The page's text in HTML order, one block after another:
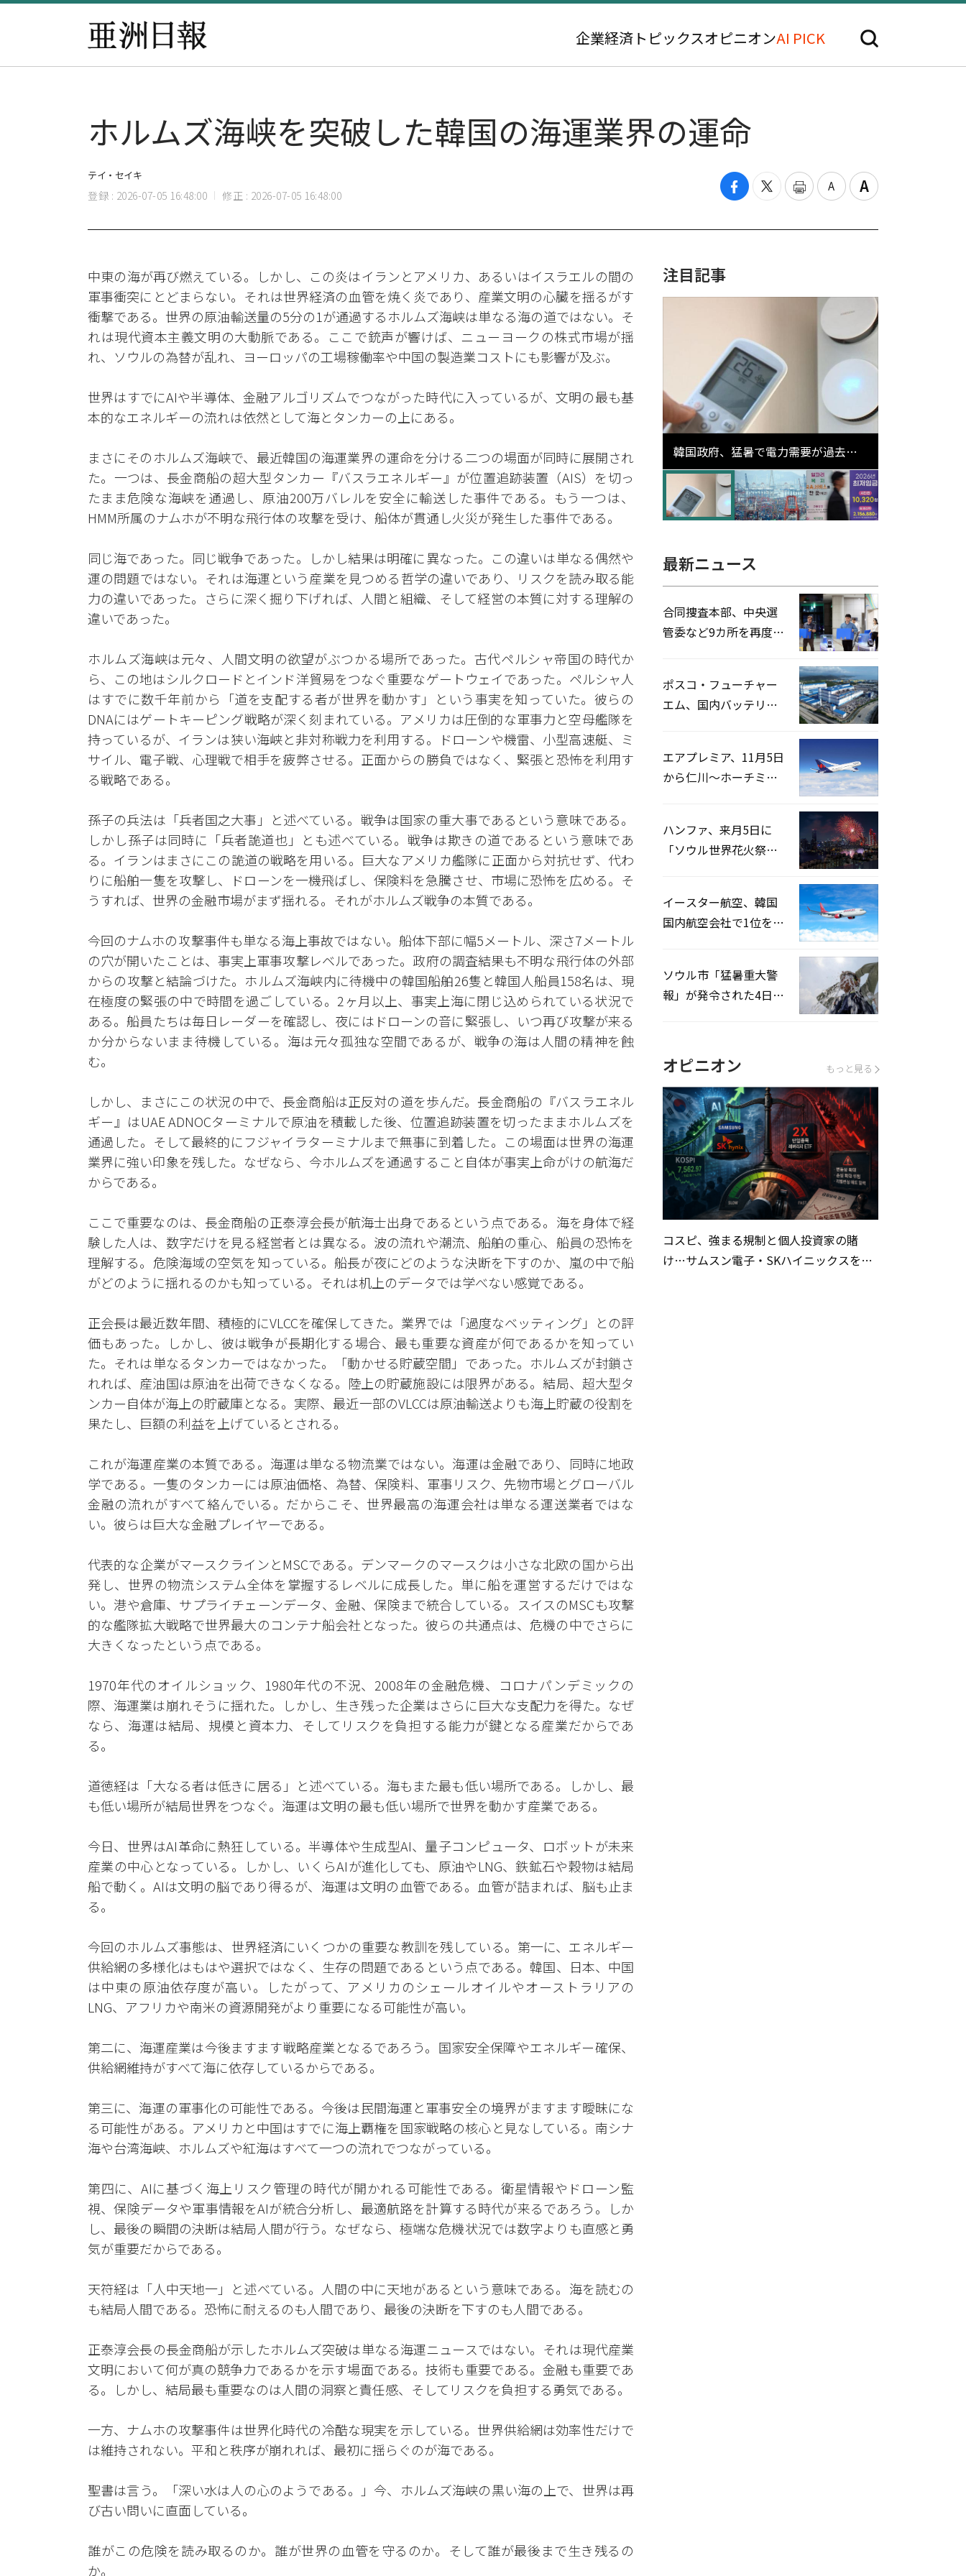
企業経済 トピックスオピニオンAI PICK
ホルムズ海峡を突破した韓国の海運業界の運命
テイ・セイキ
登録 : 2026-07-05 16:48:00 修正 : 2026-07-05 16:48:00
中東の海が再び燃えている。しかし、この炎はイランとアメリカ、あるいはイスラエルの間の
軍事衝突にとどまらない。それは世界経済の血管を焼く炎であり、産業文明の心臓を揺るがす
衝撃である。世界の原油輸送量の5分の1が通過するホルムズ海峡は単なる海の道ではない。そ
れは現代資本主義文明の大動脈である。ここで銃声が響けば、ニューヨークの株式市場が揺
れ、ソウルの為替が乱れ、ヨーロッパの工場稼働率や中国の製造業コストにも影響が及ぶ。
世界はすでにAIや半導体、金融アルゴリズムでつながった時代に入っているが、文明の最も基
本的なエネルギーの流れは依然として海とタンカーの上にある。
まさにそのホルムズ海峡で、最近韓国の海運業界の運命を分ける二つの場面が同時に展開され
た。一つは、長金商船の超大型タンカー『バスラエネルギー』が位置追跡装置（AIS）を切っ
たまま危険な海峡を通過し、原油200万バレルを安全に輸送した事件である。もう一つは、
HMM所属のナムホが不明な飛行体の攻撃を受け、船体が貫通し火災が発生した事件である。
同じ海であった。同じ戦争であった。しかし結果は明確に異なった。この違いは単なる偶然や
運の問題ではない。それは海運という産業を見つめる哲学の違いであり、リスクを読み取る能
力の違いであった。さらに深く掘り下げれば、人間と組織、そして経営の本質に対する理解の
違いであった。
ホルムズ海峡は元々、人間文明の欲望がぶつかる場所であった。古代ペルシャ帝国の時代か
ら、この地はシルクロードとインド洋貿易をつなぐ重要なゲートウェイであった。ペルシャ人
はすでに数千年前から「道を支配する者が世界を動かす」という事実を知っていた。彼らの
DNAにはゲートキーピング戦略が深く刻まれている。アメリカは圧倒的な軍事力と空母艦隊を
持っているが、イランは狭い海峡と非対称戦力を利用する。ドローンや機雷、小型高速艇、ミ
サイル、電子戦、心理戦で相手を疲弊させる。正面からの勝負ではなく、緊張と恐怖を利用す
る戦略である。
孫子の兵法は「兵者国之大事」と述べている。戦争は国家の重大事であるという意味である。
しかし孫子は同時に「兵者詭道也」とも述べている。戦争は欺きの道であるという意味であ
る。イランはまさにこの詭道の戦略を用いる。巨大なアメリカ艦隊に正面から対抗せず、代わ
りに船舶一隻を攻撃し、ドローンを一機飛ばし、保険料を急騰させ、市場に恐怖を広める。そ
うすれば、世界の金融市場がまず揺れる。それがホルムズ戦争の本質である。
今回のナムホの攻撃事件も単なる海上事故ではない。船体下部に幅5メートル、深さ7メートル
の穴が開いたことは、事実上軍事攻撃レベルであった。政府の調査結果も不明な飛行体の外部
からの攻撃と結論づけた。ホルムズ海峡内に待機中の韓国船舶26隻と韓国人船員158名は、現
在極度の緊張の中で時間を過ごしている。2ヶ月以上、事実上海に閉じ込められている状況で
ある。船員たちは毎日レーダーを確認し、夜にはドローンの音に緊張し、いつ再び攻撃が来る
か分からないまま待機している。海は元々孤独な空間であるが、戦争の海は人間の精神を蝕
む。
しかし、まさにこの状況の中で、長金商船は正反対の道を歩んだ。長金商船の『バスラエネル
ギー』はUAE ADNOCターミナルで原油を積載した後、位置追跡装置を切ったままホルムズを
通過した。そして最終的にフジャイラターミナルまで無事に到着した。この場面は世界の海運
業界に強い印象を残した。なぜなら、今ホルムズを通過すること自体が事実上命がけの航海だ
からである。
ここで重要なのは、長金商船の正泰淳会長が航海士出身であるという点である。海を身体で経
験した人は、数字だけを見る経営者とは異なる。波の流れや潮流、船舶の重心、船員の恐怖を
理解する。危険海域の空気を知っている。船長が夜にどのような決断を下すのか、嵐の中で船
がどのように揺れるのかも知っている。それは机上のデータでは学べない感覚である。
正会長は最近数年間、積極的にVLCCを確保してきた。業界では「過度なベッティング」との評
価もあった。しかし、彼は戦争が長期化する場合、最も重要な資産が何であるかを知ってい
た。それは単なるタンカーではなかった。「動かせる貯蔵空間」であった。ホルムズが封鎖さ
れれば、産油国は原油を出荷できなくなる。陸上の貯蔵施設には限界がある。結局、超大型タ
ンカー自体が海上の貯蔵庫となる。実際、最近一部のVLCCは原油輸送よりも海上貯蔵の役割を
果たし、巨額の利益を上げているとされる。
これが海運産業の本質である。海運は単なる物流業ではない。海運は金融であり、同時に地政
学である。一隻のタンカーには原油価格、為替、保険料、軍事リスク、先物市場とグローバル
金融の流れがすべて絡んでいる。だからこそ、世界最高の海運会社は単なる運送業者ではな
い。彼らは巨大な金融プレイヤーである。
代表的な企業がマースクラインとMSCである。デンマークのマースクは小さな北欧の国から出
発し、世界の物流システム全体を掌握するレベルに成長した。単に船を運営するだけではな
い。港や倉庫、サプライチェーンデータ、金融、保険まで統合している。スイスのMSCも攻撃
的な艦隊拡大戦略で世界最大のコンテナ船会社となった。彼らの共通点は、危機の中でさらに
大きくなったという点である。
1970年代のオイルショック、1980年代の不況、2008年の金融危機、コロナパンデミックの
際、海運業は崩れそうに揺れた。しかし、生き残った企業はさらに巨大な支配力を得た。なぜ
なら、海運は結局、規模と資本力、そしてリスクを負担する能力が鍵となる産業だからであ
る。
道徳経は「大なる者は低きに居る」と述べている。海もまた最も低い場所である。しかし、最
も低い場所が結局世界をつなぐ。海運は文明の最も低い場所で世界を動かす産業である。
今日、世界はAI革命に熱狂している。半導体や生成型AI、量子コンピュータ、ロボットが未来
産業の中心となっている。しかし、いくらAIが進化しても、原油やLNG、鉄鉱石や穀物は結局
船で動く。AIは文明の脳であり得るが、海運は文明の血管である。血管が詰まれば、脳も止ま
る。
今回のホルムズ事態は、世界経済にいくつかの重要な教訓を残している。第一に、エネルギー
供給網の多様化はもはや選択ではなく、生存の問題であるという点である。韓国、日本、中国
は中東の原油依存度が高い。したがって、アメリカのシェールオイルやオーストラリアの
LNG、アフリカや南米の資源開発がより重要になる可能性が高い。
第二に、海運産業は今後ますます戦略産業となるであろう。国家安全保障やエネルギー確保、
供給網維持がすべて海に依存しているからである。
第三に、海運の軍事化の可能性である。今後は民間海運と軍事安全の境界がますます曖昧にな
る可能性がある。アメリカと中国はすでに海上覇権を国家戦略の核心と見なしている。南シナ
海や台湾海峡、ホルムズや紅海はすべて一つの流れでつながっている。
第四に、AIに基づく海上リスク管理の時代が開かれる可能性である。衛星情報やドローン監
視、保険データや軍事情報をAIが統合分析し、最適航路を計算する時代が来るであろう。しか
し、最後の瞬間の決断は結局人間が行う。なぜなら、極端な危機状況では数字よりも直感と勇
気が重要だからである。
天符経は「人中天地一」と述べている。人間の中に天地があるという意味である。海を読むの
も結局人間である。恐怖に耐えるのも人間であり、最後の決断を下すのも人間である。
正泰淳会長の長金商船が示したホルムズ突破は単なる海運ニュースではない。それは現代産業
文明において何が真の競争力であるかを示す場面である。技術も重要である。金融も重要であ
る。しかし、結局最も重要なのは人間の洞察と責任感、そしてリスクを負担する勇気である。
一方、ナムホの攻撃事件は世界化時代の冷酷な現実を示している。世界供給網は効率性だけで
は維持されない。平和と秩序が崩れれば、最初に揺らぐのが海である。
聖書は言う。「深い水は人の心のようである。」今、ホルムズ海峡の黒い海の上で、世界は再
び古い問いに直面している。
誰がこの危険を読み取るのか。誰が世界の血管を守るのか。そして誰が最後まで生き残るの
か。
注目記事
韓国政府、猛暑で電力需要が過去最
高更新の可能性に需給対応体制を点
検
最新ニュース
合同捜査本部、中央選
管委など9カ所を再度家
ポスコ・フューチャー
エム、国内バッテリー
エアプレミア、11月5日
から仁川〜ホーチミン
ハンファ、来月5日に
「ソウル世界花火祭り
イースター航空、韓国
国内航空会社で1位を記
ソウル市「猛暑重大警
報」が発令された4日、
オピニオン もっと見る
コスピ、強まる規制と個人投資家の賭
け…サムスン電子・SKハイニックスを巡